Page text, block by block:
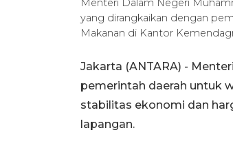
Menteri Dalam Negeri
yang dirangkaikan dengan
Makanan di Kantor
Jakarta (ANTARA) -
pemerintah daerah untuk
stabilitas ekonomi dan
lapangan.